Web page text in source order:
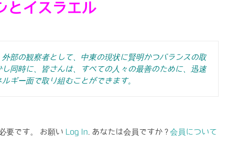
とイスラエル
部の観察者として、中東の現状に賢明かつバランスの取
し同時に、皆さんは、すべての人々の最善のために、迅速
ギー面で取り組むことができます。
要です。 お願い Log In . あなたは会員ですか ? 会員について